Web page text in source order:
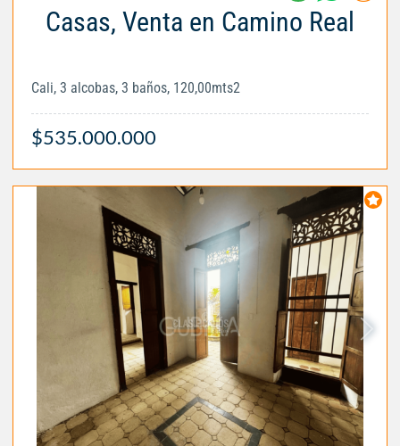
Casas, Venta en Camino Real
Cali, 3 alcobas, 3 baños, 120,00mts2
$535.000.000